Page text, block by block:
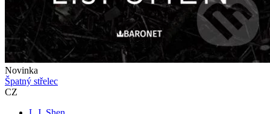
Novinka
Špatný střelec
CZ